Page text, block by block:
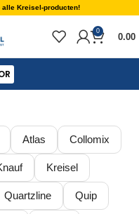
Kreisel-producten!
0
0.00
Atlas Collomix
Kreisel
Quartzline Quip